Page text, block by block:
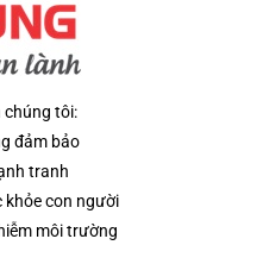
chúng tôi:
đảm bảo
tranh
khỏe con người
môi trường